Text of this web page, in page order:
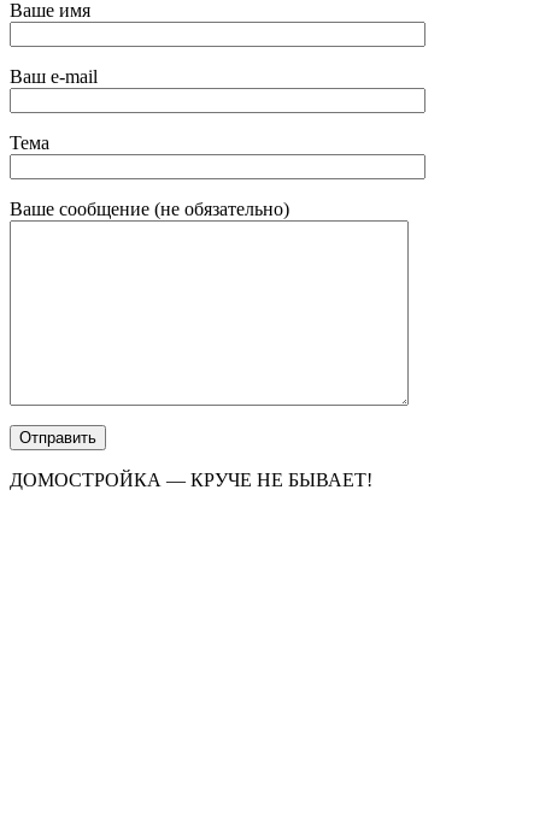
Ваше имя
Ваш e-mail
Тема
Ваше сообщение (не обязательно)
ДОМОСТРОЙКА — КРУЧЕ НЕ БЫВАЕТ!